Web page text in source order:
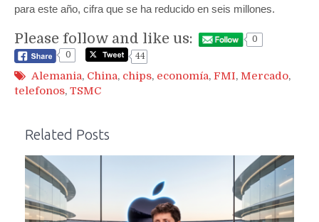
para este año, cifra que se ha reducido en seis millones.
Please follow and like us:
0
0
44
Alemania, China, chips, economía, FMI, Mercado,
telefonos, TSMC
Related Posts